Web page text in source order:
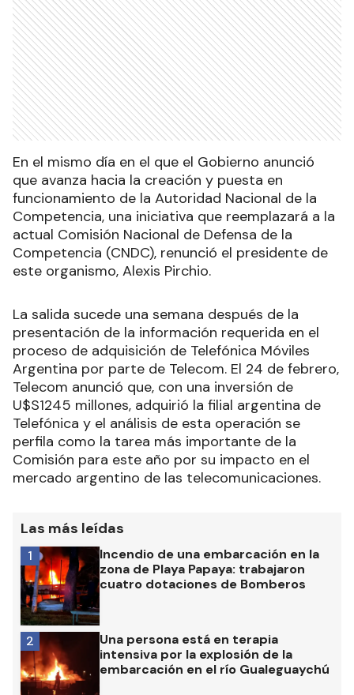
En el mismo día en el que el Gobierno anunció
que avanza hacia la creación y puesta en
funcionamiento de la Autoridad Nacional de la
Competencia, una iniciativa que reemplazará a la
actual Comisión Nacional de Defensa de la
Competencia (CNDC), renunció el presidente de
este organismo, Alexis Pirchio.
La salida sucede una semana después de la
presentación de la información requerida en el
proceso de adquisición de Telefónica Móviles
Argentina por parte de Telecom. El 24 de febrero,
Telecom anunció que, con una inversión de
U$S1245 millones, adquirió la filial argentina de
Telefónica y el análisis de esta operación se
perfila como la tarea más importante de la
Comisión para este año por su impacto en el
mercado argentino de las telecomunicaciones.
Las más leídas
Incendio de una embarcación en la
zona de Playa Papaya: trabajaron
cuatro dotaciones de Bomberos
1
Una persona está en terapia
intensiva por la explosión de la
embarcación en el río Gualeguaychú
2